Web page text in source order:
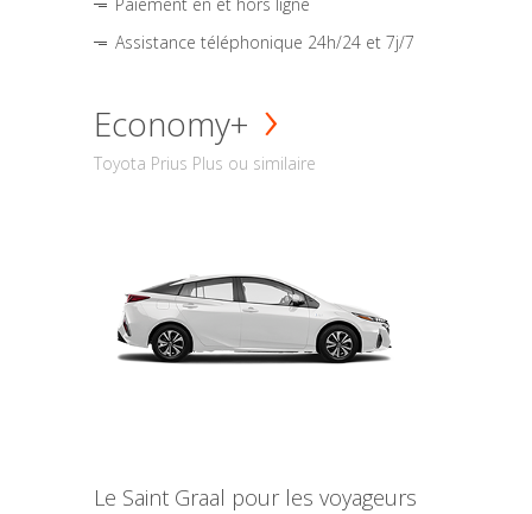
Assistance téléphonique 24h/24 et 7j/7
Economy+
Toyota Prius Plus ou similaire
Le Saint Graal pour les voyageurs